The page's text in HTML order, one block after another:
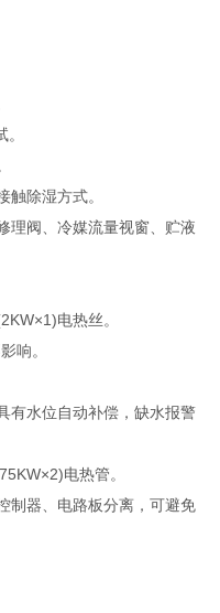
除湿方式。
理阀、冷媒流量视窗、贮液
电热丝。
响。
有水位自动补偿，缺水报警
电热管。
制器、电路板分离，可避免